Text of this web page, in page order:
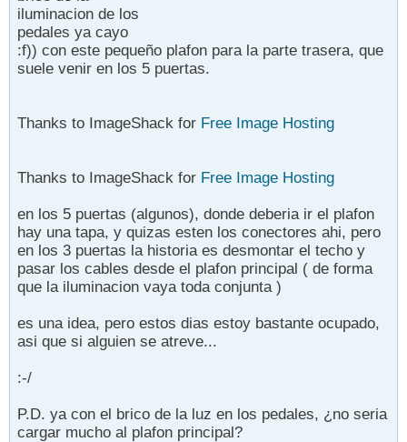
iluminacion de los
pedales ya cayo
:f)) con este pequeño plafon para la parte trasera, que
suele venir en los 5 puertas.
Thanks to ImageShack for Free Image Hosting
Thanks to ImageShack for Free Image Hosting
en los 5 puertas (algunos), donde deberia ir el plafon
hay una tapa, y quizas esten los conectores ahi, pero
en los 3 puertas la historia es desmontar el techo y
pasar los cables desde el plafon principal ( de forma
que la iluminacion vaya toda conjunta )
es una idea, pero estos dias estoy bastante ocupado,
asi que si alguien se atreve...
:-/
P.D. ya con el brico de la luz en los pedales, ¿no seria
cargar mucho al plafon principal?